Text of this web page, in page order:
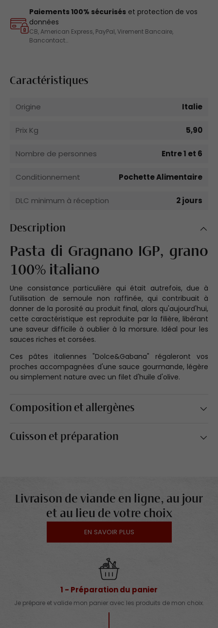
Paiements 100% sécurisés et protection de vos
données
CB, American Express, PayPal, Virement Bancaire,
Bancontact…
Description
Pasta di Gragnano IGP, grano
100% italiano
Une consistance particulière qui était autrefois, due à
l'utilisation de semoule non raffinée, qui contribuait à
donner de la porosité au produit final, alors qu'aujourd'hui,
cette caractéristique est reproduite par la filière, libérant
une saveur difficile à oublier à la morsure. Idéal pour les
sauces riches et corsées.
Ces pâtes italiennes "Dolce&Gabana" régaleront vos
proches accompagnées d'une sauce gourmande, légère
ou simplement nature avec un filet d'huile d'olive.
Composition et allergènes
Cuisson et préparation
Caractéristiques
Origine Italie
Prix Kg 5,90
Nombre de personnes Entre 1 et 6
Conditionnement Pochette Alimentaire
DLC minimum à réception 2 jours
Livraison de viande en ligne, au jour
et au lieu de votre choix
EN SAVOIR PLUS
1 - Préparation du panier
Je prépare et valide mon panier avec les produits de mon choix.